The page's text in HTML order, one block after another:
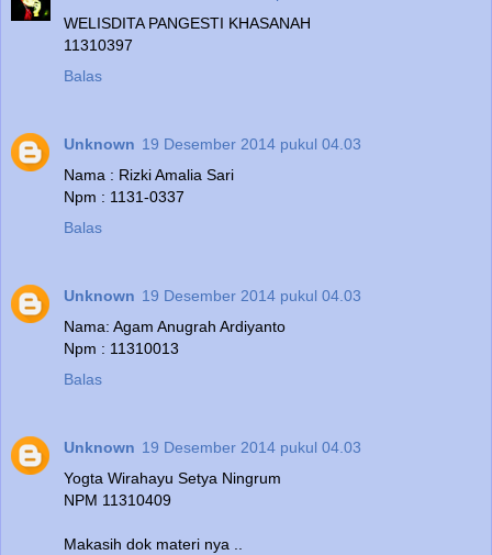
WELISDITA PANGESTI KHASANAH
11310397
Balas
Unknown 19 Desember 2014 pukul 04.03
Nama : Rizki Amalia Sari
Npm : 1131-0337
Balas
Unknown 19 Desember 2014 pukul 04.03
Nama: Agam Anugrah Ardiyanto
Npm : 11310013
Balas
Unknown 19 Desember 2014 pukul 04.03
Yogta Wirahayu Setya Ningrum
NPM 11310409
Makasih dok materi nya ..